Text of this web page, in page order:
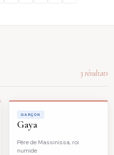
3 résultats
GARÇON
Gaya
Père de Massinissa, roi
numide